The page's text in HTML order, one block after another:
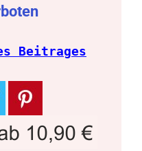
Beitrages